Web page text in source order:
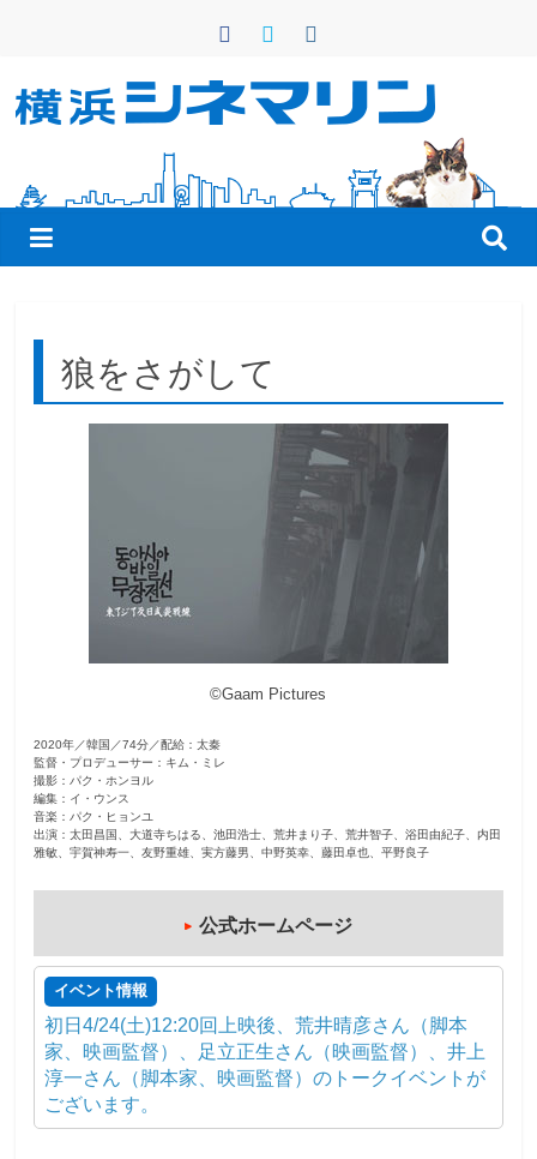
ン
横
浜
シ
ネ
マ
こ
の
街
で
狼をさがして
©Gaam Pictures
2020年／韓国／74分／配給：太秦
監督・プロデューサー：キム・ミレ
撮影：パク・ホンヨル
編集：イ・ウンス
音楽：パク・ヒョンユ
出演：太田昌国、大道寺ちはる、池田浩士、荒井まり子、荒井智子、浴田由紀子、内田
雅敏、宇賀神寿一、友野重雄、実方藤男、中野英幸、藤田卓也、平野良子
公式ホームページ
イベント情報
初日4/24(土)12:20回上映後、荒井晴彦さん（脚本
家、映画監督）、足立正生さん（映画監督）、井上
淳一さん（脚本家、映画監督）のトークイベントが
ございます。